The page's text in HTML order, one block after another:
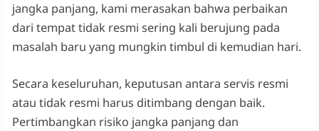
jangka panjang, kami merasakan bahwa perbaikan
dari tempat tidak resmi sering kali berujung pada
masalah baru yang mungkin timbul di kemudian hari.
Secara keseluruhan, keputusan antara servis resmi
atau tidak resmi harus ditimbang dengan baik.
Pertimbangkan risiko jangka panjang dan